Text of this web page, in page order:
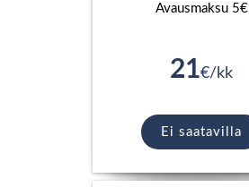
Avausmaksu 5€
21€/kk
Ei saatavilla